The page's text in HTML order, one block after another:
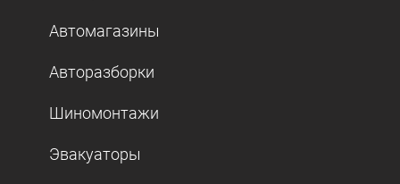
Автомагазины
Авторазборки
Шиномонтажи
Эвакуаторы